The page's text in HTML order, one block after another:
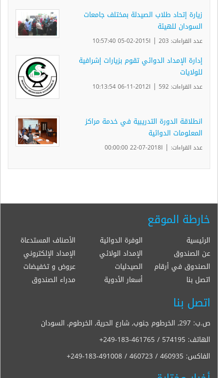
زيارة إتحاد طلاب الصيدلة بمختلف جامعات
السودان للهيئة
عدد القراءات: 203 | ا2015-02-05 10:57:40
إدارة الإمداد الدوائي تقوم بزيارات إشرافية
للولايات
عدد القراءات: 592 | ا2012-11-06 10:13:54
انطلاقة الدورة التدريبية في خدمة مراكز
المعلومات الدوائية
عدد القراءات: | ا2018-07-22 00:00:00
خارطة الموقع
الرئيسية الوفرة الدوائية
الأصناف المستدعاة
عن الصندوق
الإمداد الولائي
الإمداد الإلكتروني
الصندوق في أرقام
الصيدليات
عروض و تخفيضات
اتصل بنا
أسعار الأدوية مدراء الصندوق
اتصل بنا
ص.ب: 297, الخرطوم جنوب, شارع الحرية, الخرطوم, السودان
الهاتف: +249-183-461765 / 574195
الفاكس: +249-183-491008 / 460723 / 460935